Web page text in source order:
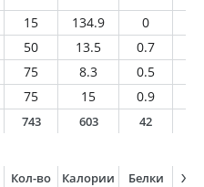
15 134.9 0
50 13.5 0.7
75 8.3 0.5
75 15 0.9
743 603 42
Кол-во Калории Белки